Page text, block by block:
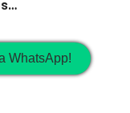
WhatsApp!